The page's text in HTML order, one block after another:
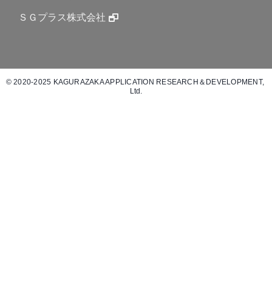
ＳＧプラス株式会社
© 2020-2025 KAGURAZAKA APPLICATION RESEARCH＆DEVELOPMENT,
Ltd.